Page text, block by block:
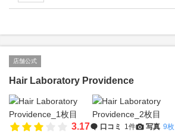
店舗公式
Hair Laboratory Providence
3.17 口コミ 1件 写真 9枚